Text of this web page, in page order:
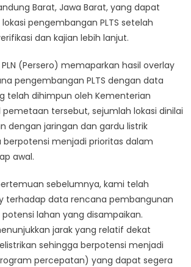
Barat, Jawa Barat, yang dapat
pengembangan PLTS setelah
dan kajian lebih lanjut.
(Persero) memaparkan hasil overlay
pengembangan PLTS dengan data
telah dihimpun oleh Kementerian
pemetaan tersebut, sejumlah lokasi dinilai
dengan jaringan dan gardu listrik
berpotensi menjadi prioritas dalam
awal.
sebelumnya, kami telah
terhadap data rencana pembangunan
potensi lahan yang disampaikan.
jarak yang relatif dekat
sehingga berpotensi menjadi
percepatan) yang dapat segera